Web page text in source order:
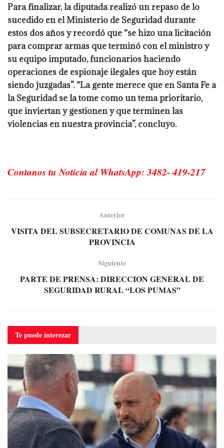
Para finalizar, la diputada realizó un repaso de lo
sucedido en el Ministerio de Seguridad durante
estos dos años y recordó que “se hizo una licitación
para comprar armas que terminó con el ministro y
su equipo imputado, funcionarios haciendo
operaciones de espionaje ilegales que hoy están
siendo juzgadas”. “La gente merece que en Santa Fe a
la Seguridad se la tome como un tema prioritario,
que inviertan y gestionen y que terminen las
violencias en nuestra provincia”, concluyo.
Contanos tu Noticia al WhatsApp: 3482- 419-217
Anterior
VISITA DEL SUBSECRETARIO DE COMUNAS DE LA
PROVINCIA
Siguiente
PARTE DE PRENSA: DIRECCION GENERAL DE
SEGURIDAD RURAL “LOS PUMAS”
Te puedeinterezar